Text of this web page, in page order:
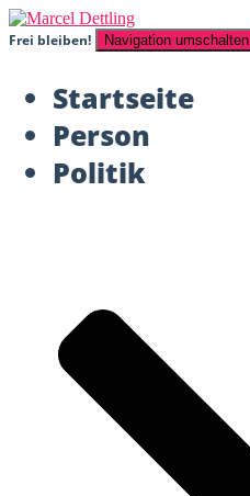
Frei bleiben! Navigation umschalten
Startseite
Person
Politik